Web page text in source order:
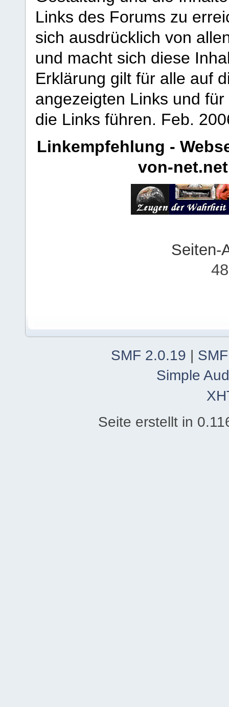
Links des Forums zu
sich ausdrücklich von
und macht sich diese
Erklärung gilt für alle auf
angezeigten Links und
die Links führen. Feb.
Linkempfehlung -
von-net.net
Seiten-
SMF 2.0.19 |
Simple
Seite erstellt in